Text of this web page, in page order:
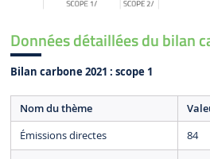
Données détaillées du bilan
Bilan carbone 2021 : scope 1
Nom du thème
Émissions directes
84